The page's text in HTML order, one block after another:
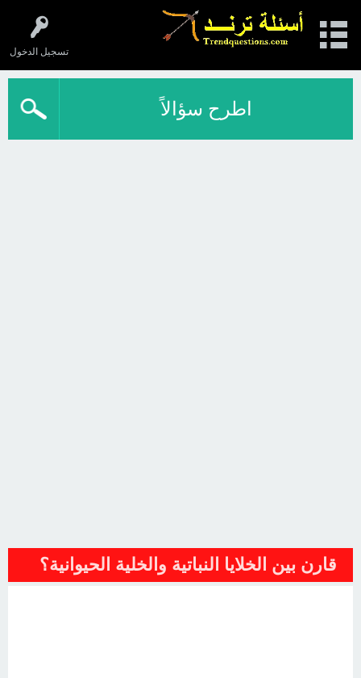
تسجيل الدخول
اطرح سؤالاً
قارن بين الخلايا النباتية والخلية الحيوانية؟